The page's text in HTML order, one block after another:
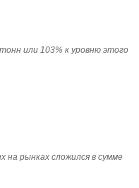
или 103% к уровню этого
на рынках сложился в сумме